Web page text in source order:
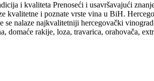
i kvaliteta Prenoseći i usavršavajući
kvalitetne i poznate vrste vina u BiH.
se nalaze najkvalitetniji hercegovački
domaće rakije, loza, travarica, orahovača,